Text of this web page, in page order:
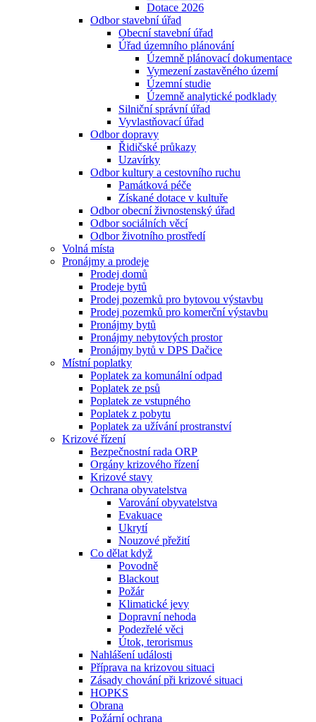
Dotace 2026
Odbor stavební úřad
Obecní stavební úřad
Úřad územního plánování
Územně plánovací dokumentace
Vymezení zastavěného území
Územní studie
Územně analytické podklady
Silniční správní úřad
Vyvlastňovací úřad
Odbor dopravy
Řidičské průkazy
Uzavírky
Odbor kultury a cestovního ruchu
Památková péče
Získané dotace v kultuře
Odbor obecní živnostenský úřad
Odbor sociálních věcí
Odbor životního prostředí
Volná místa
Pronájmy a prodeje
Prodej domů
Prodeje bytů
Prodej pozemků pro bytovou výstavbu
Prodej pozemků pro komerční výstavbu
Pronájmy bytů
Pronájmy nebytových prostor
Pronájmy bytů v DPS Dačice
Místní poplatky
Poplatek za komunální odpad
Poplatek ze psů
Poplatek ze vstupného
Poplatek z pobytu
Poplatek za užívání prostranství
Krizové řízení
Bezpečnostní rada ORP
Orgány krizového řízení
Krizové stavy
Ochrana obyvatelstva
Varování obyvatelstva
Evakuace
Ukrytí
Nouzové přežití
Co dělat když
Povodně
Blackout
Požár
Klimatické jevy
Dopravní nehoda
Podezřelé věci
Útok, terorismus
Nahlášení události
Příprava na krizovou situaci
Zásady chování při krizové situaci
HOPKS
Obrana
Požární ochrana